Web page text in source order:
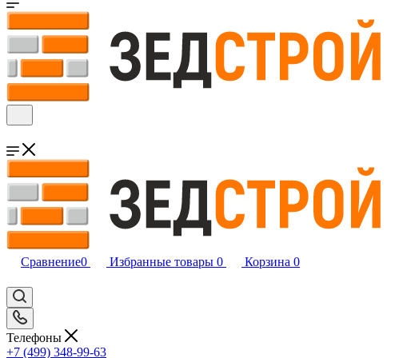
Сравнение0 Избранные товары 0 Корзина 0
Телефоны
+7 (499) 348-99-63